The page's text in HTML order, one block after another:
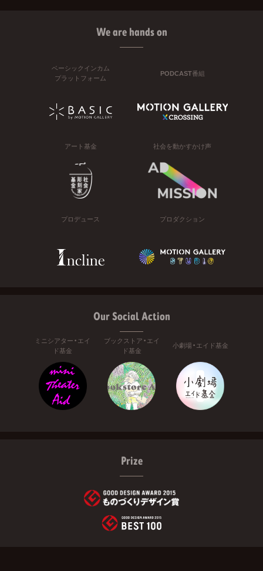
We are hands on
ベーシックインカム
プラットフォーム
PODCAST番組
アート基金 社会を動かすかけ声
プロデュース プロダクション
Our Social Action
ミニシアター・エイ
ド基金
ブックストア・エイ
ド基金
小劇場・エイド基金
Prize